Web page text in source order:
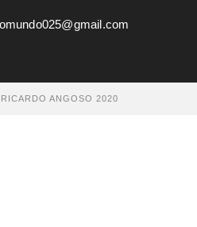
ANGOSO 2020